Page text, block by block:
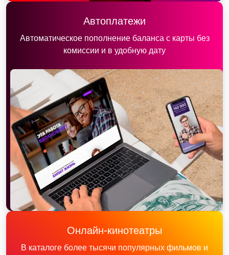
Автоплатежи
Автоматическое пополнение баланса с карты без
комиссии и в удобную дату
Онлайн-кинотеатры
В каталоге более тысячи популярных фильмов и